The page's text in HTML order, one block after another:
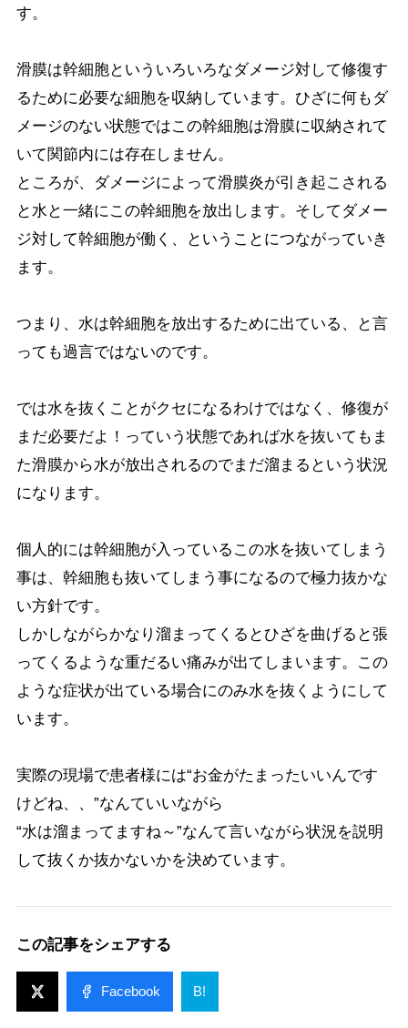
す。
滑膜は幹細胞といういろいろなダメージ対して修復す
るために必要な細胞を収納しています。ひざに何もダ
メージのない状態ではこの幹細胞は滑膜に収納されて
いて関節内には存在しません。
ところが、ダメージによって滑膜炎が引き起こされる
と水と一緒にこの幹細胞を放出します。そしてダメー
ジ対して幹細胞が働く、ということにつながっていき
ます。
つまり、水は幹細胞を放出するために出ている、と言
っても過言ではないのです。
では水を抜くことがクセになるわけではなく、修復が
まだ必要だよ！っていう状態であれば水を抜いてもま
た滑膜から水が放出されるのでまだ溜まるという状況
になります。
個人的には幹細胞が入っているこの水を抜いてしまう
事は、幹細胞も抜いてしまう事になるので極力抜かな
い方針です。
しかしながらかなり溜まってくるとひざを曲げると張
ってくるような重だるい痛みが出てしまいます。この
ような症状が出ている場合にのみ水を抜くようにして
います。
実際の現場で患者様には“お金がたまったいいんです
けどね、、”なんていいながら
“水は溜まってますね～”なんて言いながら状況を説明
して抜くか抜かないかを決めています。
この記事をシェアする
Facebook B!